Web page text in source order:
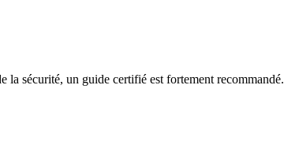
la sécurité, un guide certifié est fortement recommandé.